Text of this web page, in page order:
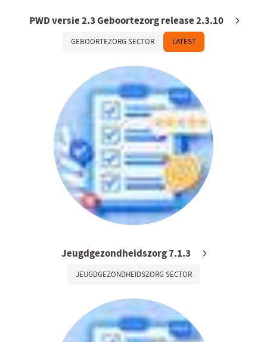
PWD versie 2.3 Geboortezorg release 2.3.10
GEBOORTEZORG SECTOR LATEST
Jeugdgezondheidszorg 7.1.3
JEUGDGEZONDHEIDSZORG SECTOR